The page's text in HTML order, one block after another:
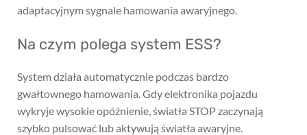
adaptacyjnym sygnale hamowania awaryjnego.
Na czym polega system ESS?
System działa automatycznie podczas bardzo
gwałtownego hamowania. Gdy elektronika pojazdu
wykryje wysokie opóźnienie, światła STOP zaczynają
szybko pulsować lub aktywują światła awaryjne.